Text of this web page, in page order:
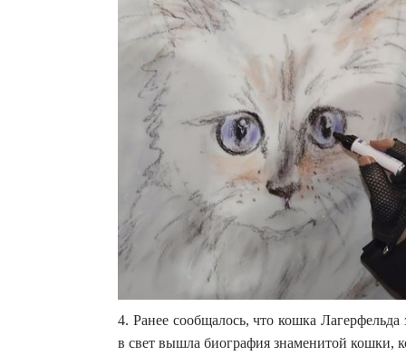
4. Ранее сообщалось, что кошка
в свет вышла биография знаменитой кошки,